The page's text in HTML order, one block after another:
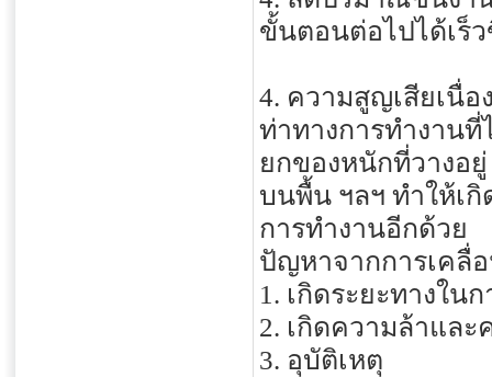
ขั้นตอนต่อไปได้เร็
4. ความสูญเสียเนื่อ
ท่าทางการทำงาน
ยกของหนักที่วางอยู่
บนพื้น ฯลฯ ทำให้เ
การทำงานอีกด้วย
ปัญหาจากการเคลื่
1. เกิดระยะทางใน
2. เกิดความล้าและ
3. อุบัติเหตุ